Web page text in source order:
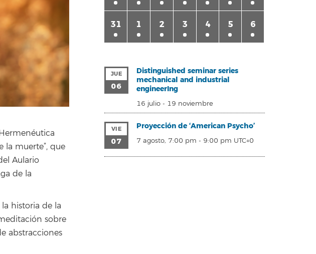
la muerte”, que
Aulario
de la
historia de la
sobre
abstracciones
31 1 2 3 4 5 6
JUE
06
Distinguished seminar series
mechanical and industrial
engineerIng
16 julio - 19 noviembre
VIE
07
Proyección de ‘American Psycho’
7 agosto, 7:00 pm - 9:00 pm UTC+0